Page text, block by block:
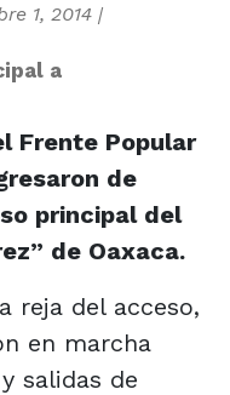
1, 2014 |
a
Frente Popular
de
principal del
de Oaxaca.
reja del acceso,
en marcha
salidas de